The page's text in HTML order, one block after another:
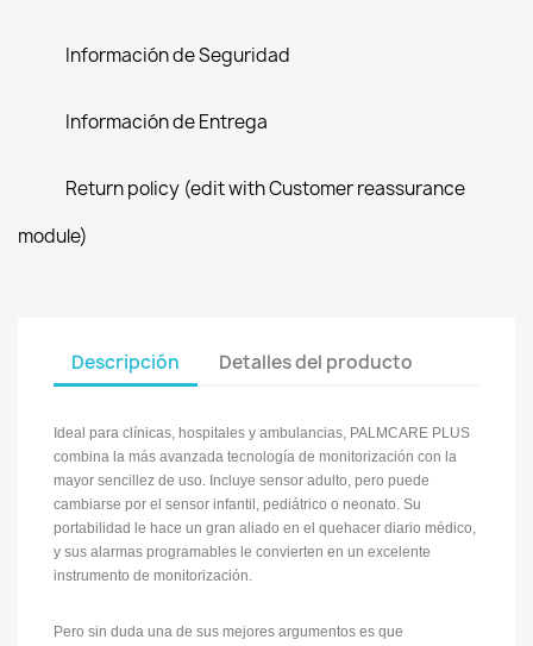
Información de Seguridad
Información de Entrega
Return policy (edit with Customer reassurance
module)
Descripción Detalles del producto
Ideal para clínicas, hospitales y ambulancias, PALMCARE PLUS
combina la más avanzada tecnología de monitorización con la
mayor sencillez de uso. Incluye sensor adulto, pero puede
cambiarse por el sensor infantil, pediátrico o neonato. Su
portabilidad le hace un gran aliado en el quehacer diario médico,
y sus alarmas programables le convierten en un excelente
instrumento de monitorización.
Pero sin duda una de sus mejores argumentos es que